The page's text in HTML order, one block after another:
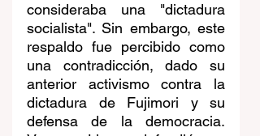
consideraba una "dictadura
socialista". Sin embargo, este
respaldo fue percibido como
una contradicción, dado su
anterior activismo contra la
dictadura de Fujimori y su
defensa de la democracia.